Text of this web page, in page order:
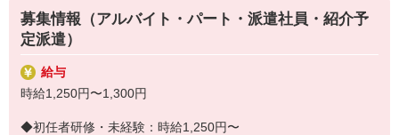
・薬やおしぼりの準備などのケア
・体操や季節ごとのレクリエーション
・歩行、車椅子の介助
・見守り
※施設により異なります
20代・30代・40代・50代・60代、
募集情報（アルバイト・パート・派遣社員・紹介予
定派遣）
給与
時給1,250円〜1,300円
◆初任者研修・未経験：時給1,250円〜